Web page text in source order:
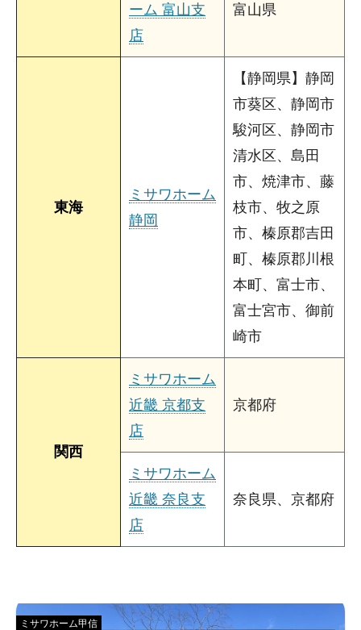
ーム 富山支
店
富山県
東海
ミサワホーム
静岡
【静岡県】静岡
市葵区、静岡市
駿河区、静岡市
清水区、島田
市、焼津市、藤
枝市、牧之原
市、榛原郡吉田
町、榛原郡川根
本町、富士市、
富士宮市、御前
崎市
関西
ミサワホーム
近畿 京都支
店
京都府
ミサワホーム
近畿 奈良支
店
奈良県、京都府
ミサワホーム甲信